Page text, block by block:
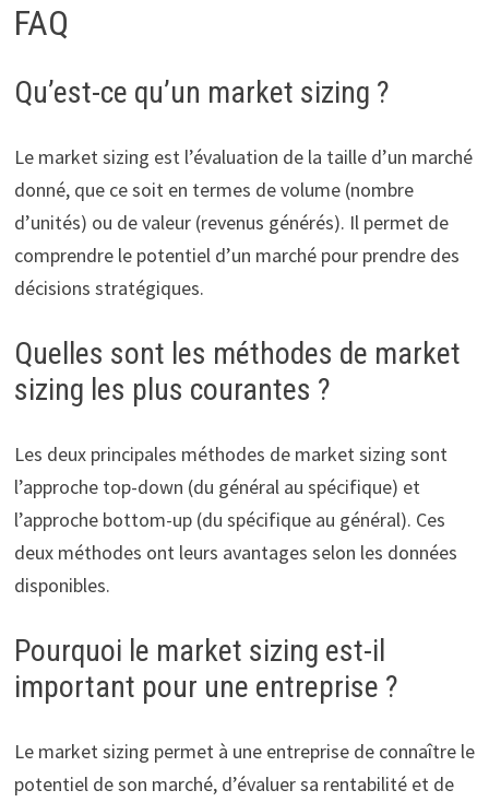
FAQ
Qu’est-ce qu’un market sizing ?
Le market sizing est l’évaluation de la taille d’un marché
donné, que ce soit en termes de volume (nombre
d’unités) ou de valeur (revenus générés). Il permet de
comprendre le potentiel d’un marché pour prendre des
décisions stratégiques.
Quelles sont les méthodes de market
sizing les plus courantes ?
Les deux principales méthodes de market sizing sont
l’approche top-down (du général au spécifique) et
l’approche bottom-up (du spécifique au général). Ces
deux méthodes ont leurs avantages selon les données
disponibles.
Pourquoi le market sizing est-il
important pour une entreprise ?
Le market sizing permet à une entreprise de connaître le
potentiel de son marché, d’évaluer sa rentabilité et de